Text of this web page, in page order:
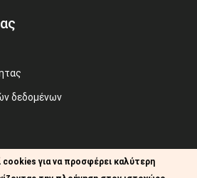
δεδομένων
cookies για να προσφέρει καλύτερη